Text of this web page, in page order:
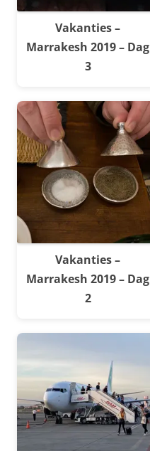
Vakanties –
Marrakesh 2019 – Dag
3
Vakanties –
Marrakesh 2019 – Dag
2